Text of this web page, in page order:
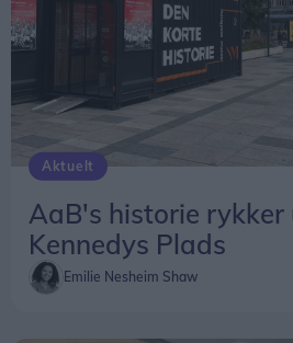
Aktuelt
AaB's historie rykker
Kennedys Plads
Emilie Nesheim Shaw